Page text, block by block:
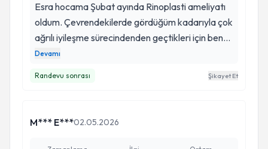
Esra hocama Şubat ayında Rinoplasti ameliyatı
oldum. Çevrendekilerde gördüğüm kadarıyla çok
ağrılı iyileşme sürecindenden geçtikleri için ben
uzun yıllardır ameliyat olmaya karar
neredeyse yok gibiydi ve ağrı hiç yoktu. Tampon
Devamı
Randevu sonrası Şikayet Et
M*** E***02.05.2026